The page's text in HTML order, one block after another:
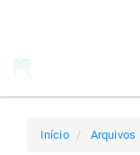
Início Arquivos